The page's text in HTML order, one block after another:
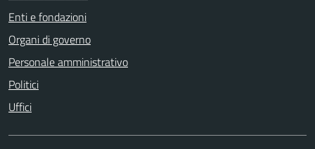
Enti e fondazioni
Organi di governo
Personale amministrativo
Politici
Uffici